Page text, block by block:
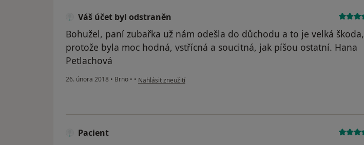
Váš účet byl odstraněn
Bohužel, paní zubařka už nám odešla do důchodu a to je velká škoda,
protože byla moc hodná, vstřícná a soucitná, jak píšou ostatní. Hana
Petlachová
26. února 2018 • Brno • • podle názoru uživatele Váš účet byl odstraněn
Nahlásit zneužití
Pacient